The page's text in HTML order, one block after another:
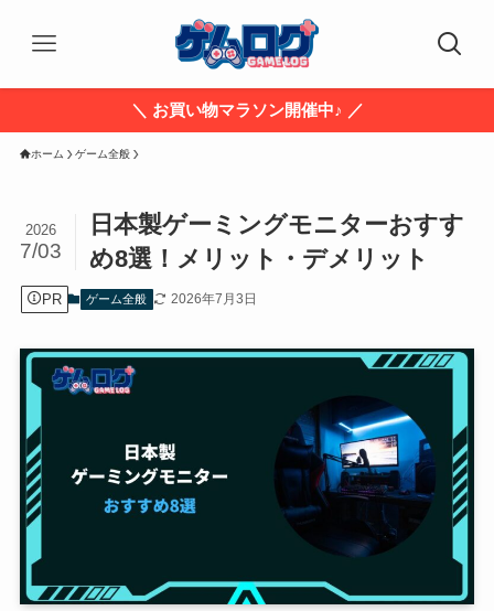
＼ お買い物マラソン開催中♪ ／
ホーム ゲーム全般
日本製ゲーミングモニターおすす
め8選！メリット・デメリット
2026
7/03
PR ゲーム全般 2026年7月3日